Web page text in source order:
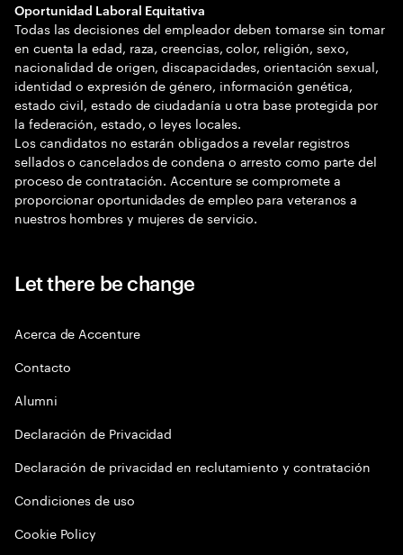
Oportunidad Laboral Equitativa
Todas las decisiones del empleador deben tomarse sin tomar
en cuenta la edad, raza, creencias, color, religión, sexo,
nacionalidad de origen, discapacidades, orientación sexual,
identidad o expresión de género, información genética,
estado civil, estado de ciudadanía u otra base protegida por
la federación, estado, o leyes locales.
Los candidatos no estarán obligados a revelar registros
sellados o cancelados de condena o arresto como parte del
proceso de contratación. Accenture se compromete a
proporcionar oportunidades de empleo para veteranos a
nuestros hombres y mujeres de servicio.
Let there be change
Acerca de Accenture
Contacto
Alumni
Declaración de Privacidad
Declaración de privacidad en reclutamiento y contratación
Condiciones de uso
Cookie Policy